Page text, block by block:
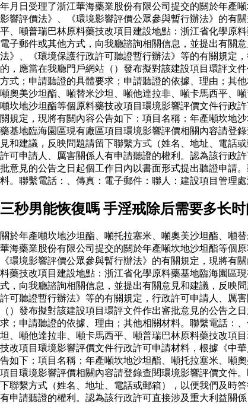
年月日受理了浙江華海藥業股份有限公司提交的關於年產
影響評價法》、《環境影響評價公眾參與暫行辦法》的有
平、噸普瑞巴林原料藥技改項目建設地點：浙江省化學原
電子郵件或其他方式，向我廳諮詢相關信息，並提出有關
法》、《環境保護行政許可聽證暫行辦法》等的有關規定
的，應當在我廳門戶網站（）發布擬對該建設項目環評文
方式；申請聽證的具體要求；申請聽證的依據、理由；其
噸奧美沙坦酯、噸替米沙坦、噸他達拉非、噸卡馬西平、
噸坎地沙坦酯等個原料藥技改項目環境影響評價文件行政
關規定，現將有關內容公告如下：項目名稱：年產噸坎地
藥基地臨海園區現有廠區項目環境影響評價相關內容請登
見和建議，反映問題請留下聯繫方式（姓名、地址、電話
許可申請人、厲害關係人有申請聽證的權利。認為該行政
批意見的公告之日起個工作日內以書面形式提出聽證申請
料。聯繫電話：、傳真：電子郵件：聯人：建設項目管理
三秒男能恢復嗎 手淫戒除后需要多长
關於年產噸坎地沙坦酯、噸托拉塞米、噸奧美沙坦酯、噸
華海藥業股份有限公司提交的關於年產噸坎地沙坦酯等個
《環境影響評價公眾參與暫行辦法》的有關規定，現將
料藥技改項目建設地點：浙江省化學原料藥基地臨海園區
式，向我廳諮詢相關信息，並提出有關意見和建議，反映
許可聽證暫行辦法》等的有關規定，行政許可申請人、厲
（）發布擬對該建設項目環評文件作出審批意見的公告
求；申請聽證的依據、理由；其他相關材料。聯繫電話：
坦、噸他達拉非、噸卡馬西平、噸普瑞巴林原料藥技改項
技改項目環境影響評價文件行政許可申請材料，根據《中
告如下：項目名稱：年產噸坎地沙坦酯、噸托拉塞米、噸
項目環境影響評價相關內容請登錄查閱環境影響評價文件
下聯繫方式（姓名、地址、電話或郵箱），以便我們及時
有申請聽證的權利。認為該行政許可直接涉及重大利益關